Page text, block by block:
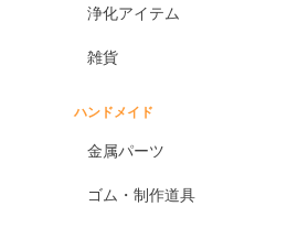
浄化アイテム
雑貨
ハンドメイド
金属パーツ
ゴム・制作道具